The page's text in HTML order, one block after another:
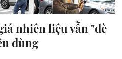
nhiên liệu vẫn "đè
dùng